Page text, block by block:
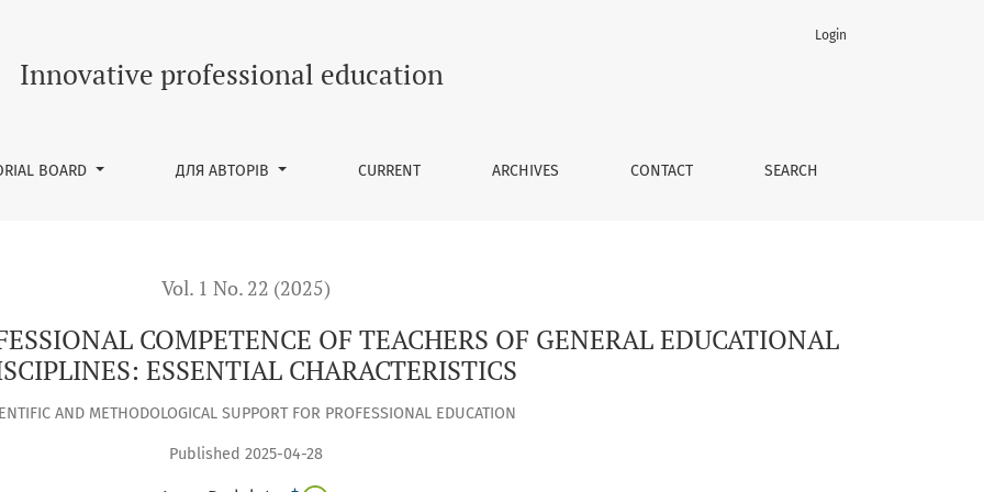
OF TEACHERS OF GENERAL EDUCATIONAL DISCIPLINES: ESSENTIAL CHARACTERISTICS
Innovative professional education
BOARD ДЛЯ АВТОРІВ CURRENT ARCHIVES CONTACT SEARCH
Login
Vol. 1 No. 22 (2025)
COMPETENCE OF TEACHERS OF GENERAL EDUCATIONAL
ESSENTIAL CHARACTERISTICS
AND METHODOLOGICAL SUPPORT FOR PROFESSIONAL EDUCATION
Published 2025-04-28